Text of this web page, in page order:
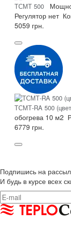
ТСМТ 500
Регулятор нет
5059 грн.
ТСМТ-RA 500
обогрева 10 м2
6779 грн.
Подпишись на
И будь в курсе всех